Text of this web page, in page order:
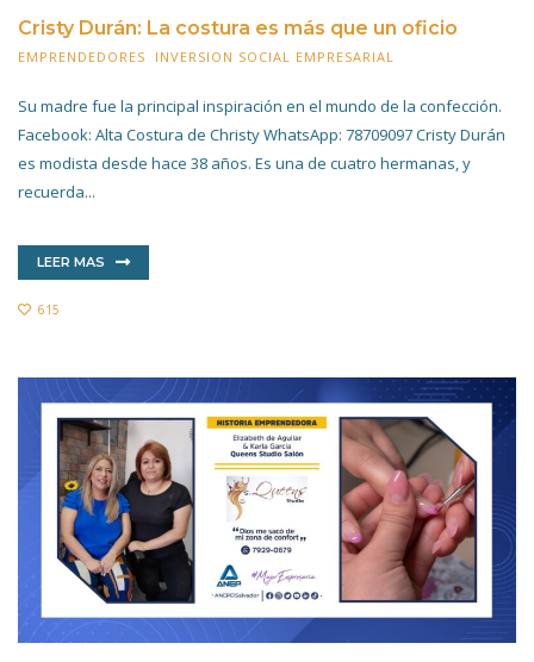
Cristy Durán: La costura es más que un oficio
EMPRENDEDORES INVERSION SOCIAL EMPRESARIAL
Su madre fue la principal inspiración en el mundo de la confección.
Facebook: Alta Costura de Christy WhatsApp: 78709097 Cristy Durán
es modista desde hace 38 años. Es una de cuatro hermanas, y
recuerda...
LEER MAS
615